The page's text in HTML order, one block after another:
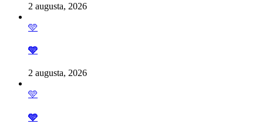
2 augusta, 2026
🩵
🩵
2 augusta, 2026
🩵
🩵